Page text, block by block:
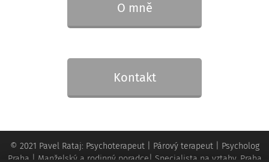
O mně
Kontakt
© 2021 Pavel Rataj: Psychoterapeut | Párový terapeut | Psycholog
Praha | Manželský a rodinný poradce| Specialista na vztahy. Praha